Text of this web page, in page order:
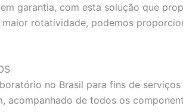
garantia, com esta solução que
rotatividade, podemos
no Brasil para fins de
acompanhado de todos os